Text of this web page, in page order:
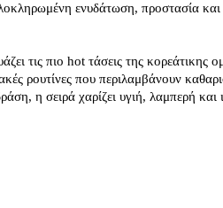
ενυδάτωση, προστασία
πιο hot τάσεις της κορεάτικης
ρουτίνες που περιλαμβάνουν
η σειρά χαρίζει υγιή, λαμπερή και